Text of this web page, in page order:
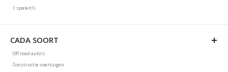
1 speler
Niet geselecteerd: 1 speler
1product
CADA SOORT
Off road auto's
Niet geselecteerd: Off road auto's
Constructie voertuigen
Niet geselecteerd: Constructie voertuigen